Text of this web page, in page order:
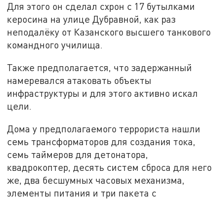
Для этого он сделал схрон с 17 бутылками
керосина на улице Дубравной, как раз
неподалёку от Казанского высшего танкового
командного училища.
Также предполагается, что задержанный
намеревался атаковать объекты
инфраструктуры и для этого активно искал
цели.
Дома у предполагаемого террориста нашли
семь трансформаторов для создания тока,
семь таймеров для детонатора,
квадрокоптер, десять систем сброса для него
же, два бесшумных часовых механизма,
элементы питания и три пакета с